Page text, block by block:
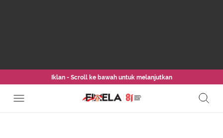
Iklan - Scroll ke bawah untuk melanjutkan